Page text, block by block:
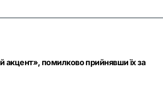
акцент», помилково прийнявши їх за